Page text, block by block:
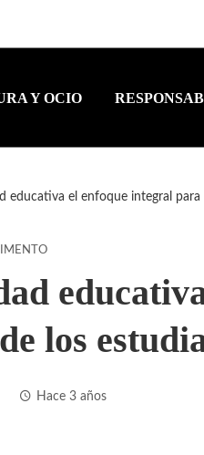
Y OCIO
educativa el enfoque integral
los
Hace 3 años